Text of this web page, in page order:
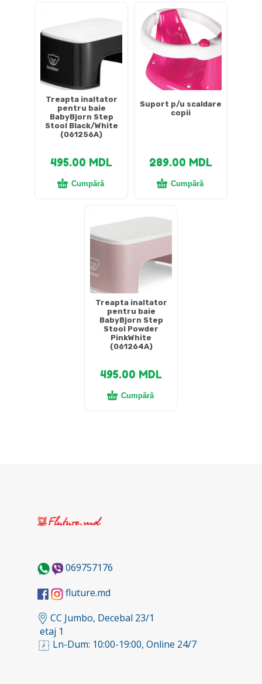
Treapta inaltator
pentru baie
BabyBjorn Step
Stool Black/White
(061256A)
495.00 MDL
Cumpără
Suport p/u scaldare
copii
289.00 MDL
Cumpără
Treapta inaltator
pentru baie
BabyBjorn Step
Stool Powder
PinkWhite
(061264A)
495.00 MDL
Cumpără
069757176
fluture.md
CC Jumbo, Decebal 23/1
etaj 1
Ln-Dum: 10:00-19:00, Online 24/7